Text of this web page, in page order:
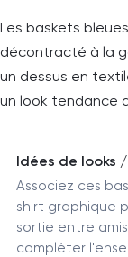
Les baskets
décontracté à la
un dessus en
un look tendance
Idées de looks
Associez ces
shirt graphique
sortie entre
compléter